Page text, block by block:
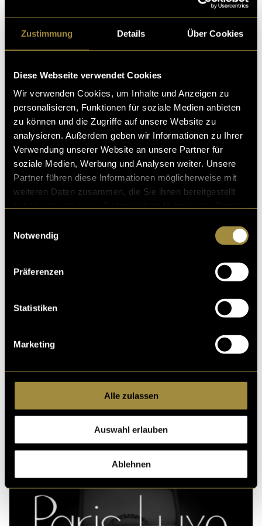
Zustimmung Details Über Cookies
Diese Webseite verwendet Cookies
Wir verwenden Cookies, um Inhalte und Anzeigen zu
personalisieren, Funktionen für soziale Medien anbieten
zu können und die Zugriffe auf unsere Website zu
analysieren. Außerdem geben wir Informationen zu Ihrer
Verwendung unserer Website an unsere Partner für
soziale Medien, Werbung und Analysen weiter. Unsere
Partner führen diese Informationen möglicherweise mit
weiteren Daten zusammen, die Sie ihnen bereitgestellt
Notwendig
Präferenzen
Statistiken
Marketing
Alle zulassen
Auswahl erlauben
Ablehnen
entscheidend ist, um Fehler rechtzeitig zu erkennen
entscheidend die Liebe zum Detail für die Schaffung
eines kohärenten und ästhetisch ansprechenden
Bitte hier klicken, um mehr von meinem Projekt zu
erfahren
(eli)